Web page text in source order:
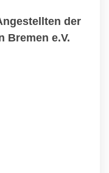
der
Bremen e.V.